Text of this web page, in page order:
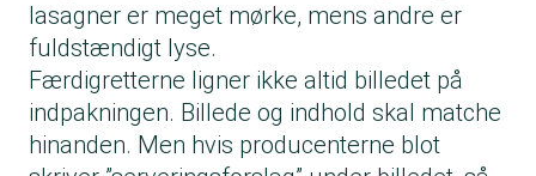
lasagner er meget mørke, mens andre er
fuldstændigt lyse.
Færdigretterne ligner ikke altid billedet på
indpakningen. Billede og indhold skal matche
hinanden. Men hvis producenterne blot